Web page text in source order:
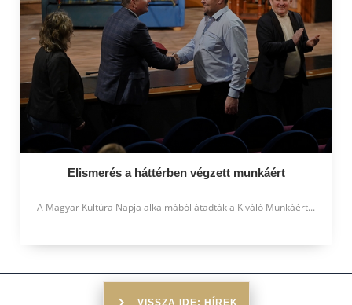
Elismerés a háttérben végzett munkáért
A Magyar Kultúra Napja alkalmából átadták a Kiváló Munkáért...
VISSZA IDE: HÍREK